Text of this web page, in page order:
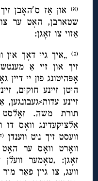
(א) און אַז ס′האָבן
שטאַרבן, האָט ער
אַזוי צו זאָגן:
(ב) „איך גיי דאָך אין
זיך און זיי אַ
אָפּהיטונג פון יי דיין
היטן זיינע חוקים,
זיינע עדות⸗געבונגען,
תורת משה.
אַלציקעדינג וואָס דו
וועסט זיך ניט ווענדן
וואָרט וואָס ער
זאָגן: ,טאָמער וועלן
וועג, צו גיין פאַר